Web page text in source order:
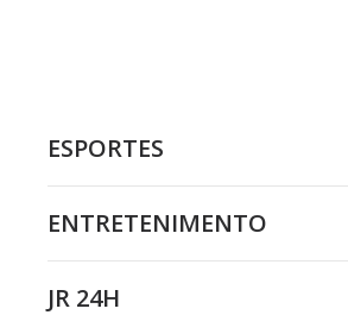
ESPORTES
ENTRETENIMENTO
JR 24H